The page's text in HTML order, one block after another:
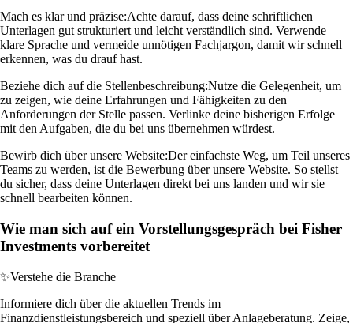
Mach es klar und präzise:Achte darauf, dass deine schriftlichen
Unterlagen gut strukturiert und leicht verständlich sind. Verwende
klare Sprache und vermeide unnötigen Fachjargon, damit wir schnell
erkennen, was du drauf hast.
Beziehe dich auf die Stellenbeschreibung:Nutze die Gelegenheit, um
zu zeigen, wie deine Erfahrungen und Fähigkeiten zu den
Anforderungen der Stelle passen. Verlinke deine bisherigen Erfolge
mit den Aufgaben, die du bei uns übernehmen würdest.
Bewirb dich über unsere Website:Der einfachste Weg, um Teil unseres
Teams zu werden, ist die Bewerbung über unsere Website. So stellst
du sicher, dass deine Unterlagen direkt bei uns landen und wir sie
schnell bearbeiten können.
Wie man sich auf ein Vorstellungsgespräch bei Fisher
Investments vorbereitet
✨Verstehe die Branche
Informiere dich über die aktuellen Trends im
Finanzdienstleistungsbereich und speziell über Anlageberatung. Zeige,